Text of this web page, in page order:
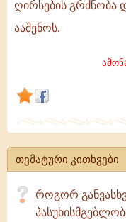
ღირსების გრძნობა
ააშენოს.
თემატური კითხვები
როგორ